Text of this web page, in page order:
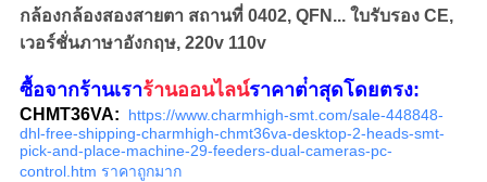
กล้องกล้องสองสายตา สถานที่ 0402, QFN... ใบรับรอง CE,
เวอร์ชั่นภาษาอังกฤษ, 220v 110v
ซื้อจากร้านเราร้านออนไลน์ราคาต่ําสุดโดยตรง:
CHMT36VA:
https://www.charmhigh-smt.com/sale-448848-
dhl-free-shipping-charmhigh-chmt36va-desktop-2-heads-smt-
pick-and-place-machine-29-feeders-dual-cameras-pc-
control.htm ราคาถูกมาก